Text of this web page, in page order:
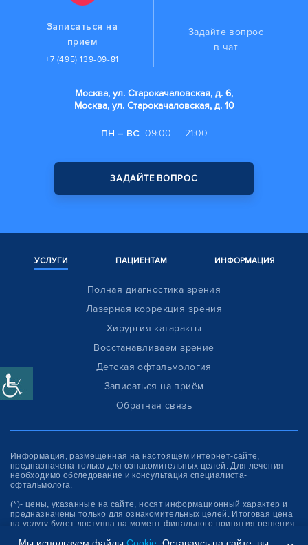
Записаться на
прием
+7 (495) 139-09-81
Задайте вопрос
в чат
Москва, ул. Старокачаловская, д. 6,
Москва, ул. Старокачаловская, д. 10
ПН – ВС 09:00 — 21:00
ЗАДАЙТЕ ВОПРОС
УСЛУГИ ПАЦИЕНТАМ ИНФОРМАЦИЯ
Полная диагностика зрения
Лазерная коррекция зрения
Хирургия катаракты
Восстанавливаем зрение
Детская офтальмология
Записаться на приём
Обратная связь
Информация, размещенная на настоящем интернет-сайте,
предназначена только для ознакомитель­ных целей. Для лечения
необходимо обследование и консультация специалиста-
офтальмолога.
(*)- цены, указанные на сайте, носят информационный характер и
предназначены только для ознакомительных целей. Итоговая цена
на услугу будет доступна на момент финального принятия решения